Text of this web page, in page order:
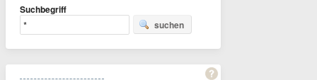
Suchbegriff
suchen